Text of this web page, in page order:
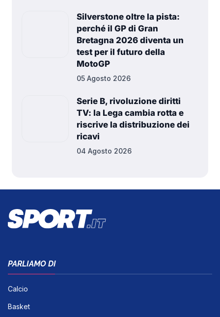
Silverstone oltre la pista:
perché il GP di Gran
Bretagna 2026 diventa un
test per il futuro della
MotoGP
05 Agosto 2026
Serie B, rivoluzione diritti
TV: la Lega cambia rotta e
riscrive la distribuzione dei
ricavi
04 Agosto 2026
PARLIAMO DI
Calcio
Basket